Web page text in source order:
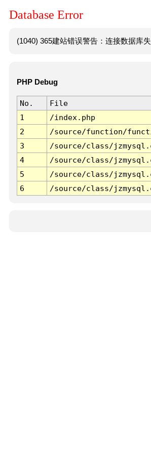
Database Error
(1040) 365建站错误警告：连接数据库
PHP Debug
No. File
1
/index.php
2
/source/function/
3
/source/class/
4
/source/class/
5
/source/class/
6
/source/class/